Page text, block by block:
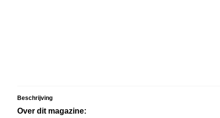
Beschrijving
Over dit magazine: